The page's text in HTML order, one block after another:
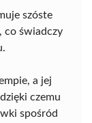
szóste
co świadczy
a jej
czemu
spośród